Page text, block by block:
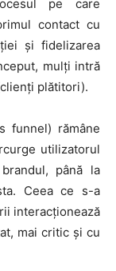
pe care
contact cu
și fidelizarea
mulți intră
plătitori).
funnel) rămâne
utilizatorul
până la
Ceea ce s-a
interacționează
mai critic și cu